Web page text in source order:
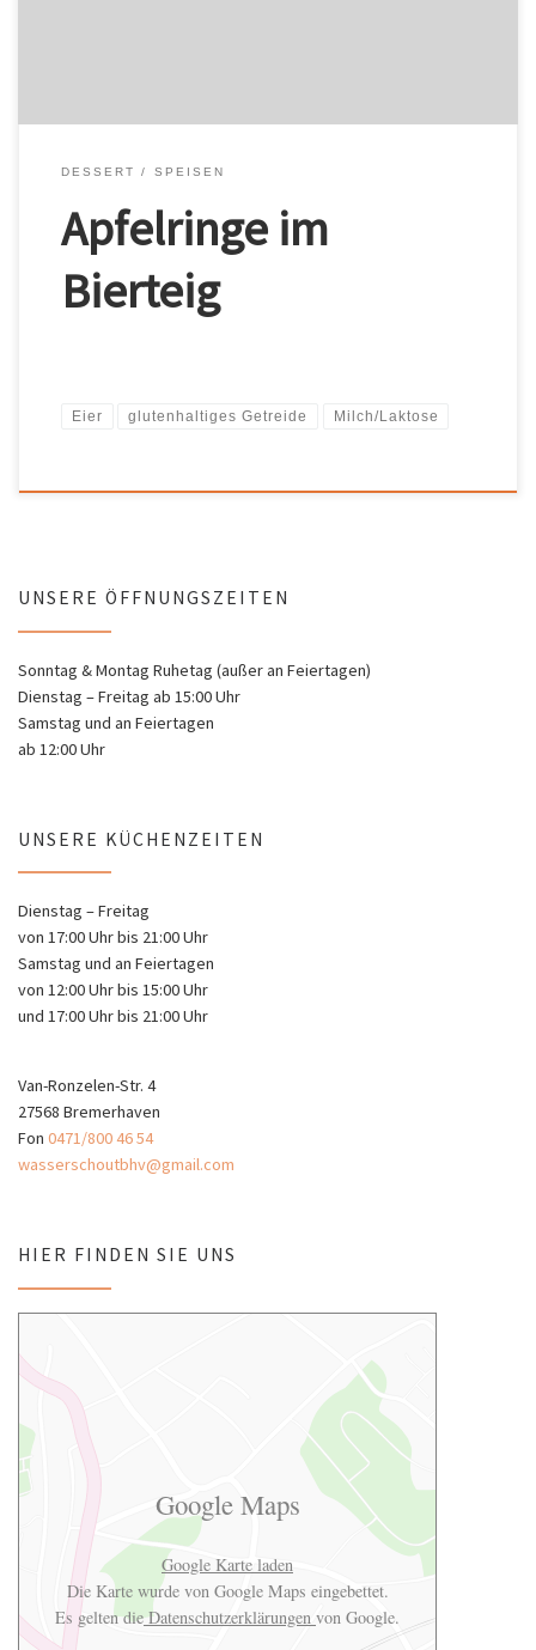
DESSERT SPEISEN
Apfelringe im
Bierteig
Eier glutenhaltiges Getreide Milch/Laktose
UNSERE ÖFFNUNGSZEITEN
Sonntag & Montag Ruhetag (außer an Feiertagen)
Dienstag – Freitag ab 15:00 Uhr
Samstag und an Feiertagen
ab 12:00 Uhr
UNSERE KÜCHENZEITEN
Dienstag – Freitag
von 17:00 Uhr bis 21:00 Uhr
Samstag und an Feiertagen
von 12:00 Uhr bis 15:00 Uhr
und 17:00 Uhr bis 21:00 Uhr
Van-Ronzelen-Str. 4
27568 Bremerhaven
Fon 0471/800 46 54
wasserschoutbhv@gmail.com
HIER FINDEN SIE UNS
Google Maps
Google Karte laden
Die Karte wurde von Google Maps eingebettet.
Es gelten dieDatenschutzerklärungen von Google.